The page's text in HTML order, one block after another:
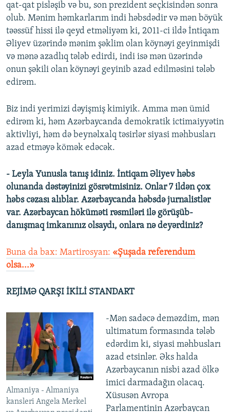
qat-qat pisləşib və bu, son prezident seçkisindən sonra
olub. Mənim həmkarlarım indi həbsdədir və mən böyük
təəssüf hissi ilə qeyd etməliyəm ki, 2011-ci ildə İntiqam
Əliyev üzərində mənim şəklim olan köynəyi geyinmişdi
və mənə azadlıq tələb edirdi, indi isə mən üzərində
onun şəkili olan köynəyi geyinib azad edilməsini tələb
edirəm.
Biz indi yerimizi dəyişmiş kimiyik. Amma mən ümid
edirəm ki, həm Azərbaycanda demokratik ictimaiyyətin
aktivliyi, həm də beynəlxalq təsirlər siyasi məhbusları
azad etməyə kömək edəcək.
- Leyla Yunusla tanış idiniz. İntiqam Əliyev həbs
olunanda dəstəyinizi gösrətmisiniz. Onlar 7 ildən çox
həbs cəzası alıblar. Azərbaycanda həbsdə jurnalistlər
var. Azərbaycan höküməti rəsmiləri ilə görüşüb-
danışmaq imkanınız olsaydı, onlara nə deyərdiniz?
Buna da bax: Martirosyan: «Şuşada referendum
olsa...»
REJİMƏ QARŞI İKİLİ STANDART
Almaniya - Almaniya
kansleri Angela Merkel
-Mən sadəcə deməzdim, mən
ultimatum formasında tələb
edərdim ki, siyasi məhbusları
azad etsinlər. Əks halda
Azərbaycanın nisbi azad ölkə
imici darmadağın olacaq.
Xüsusən Avropa
Parlamentinin Azərbaycan